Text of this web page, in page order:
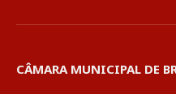
CÂMARA MUNICIPAL DE